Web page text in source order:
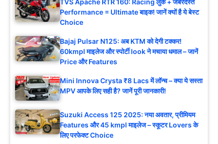
TVS Apache RTR 160: Racing लुक + जबरदस्त
Performance = Ultimate बाइक! जानें क्यों है ये बेस्ट
Choice
Bajaj Pulsar N125: अब KTM को देगी टक्कर!
60kmpl माइलेज और स्पोर्टी look ने मचाया धमाल – जानें
Price और Features
Mini Innova Crysta ₹8 Lacs में लॉन्च – क्या ये सस्ता
MPV आपके लिए सही है? जानें पूरी जानकारी!
Suzuki Access 125 2025: नया अवतार, प्रीमियम
Features और 45 kmpl माइलेज – स्कूटर Lovers के
लिए परफेक्ट Choice